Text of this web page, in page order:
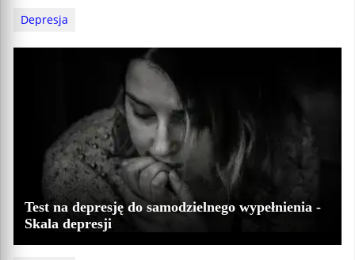
Depresja
Test na depresję do samodzielnego wypełnienia -
Skala depresji